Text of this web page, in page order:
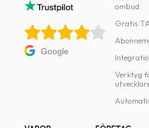
Google
ombud
Gratis
Verktyg